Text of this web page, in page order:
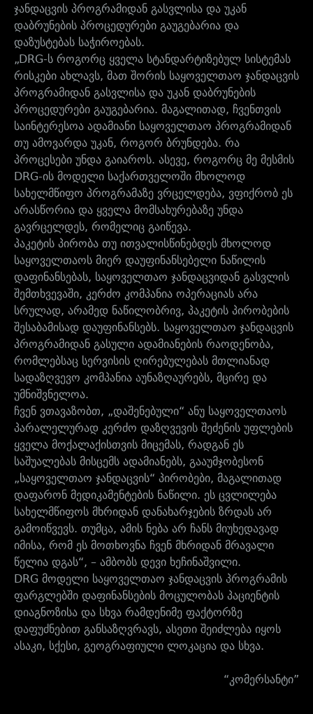
ჯანდაცვის პროგრამიდან გასვლისა და უკან
დაბრუნების პროცედურები გაუგებარია და
დაზუსტებას საჭიროებას.
„DRG-ს როგორც ყველა სტანდარტიზებულ სისტემას
რისკები ახლავს, მათ შორის საყოველთაო ჯანდაცვის
პროგრამიდან გასვლისა და უკან დაბრუნების
პროცედურები გაუგებარია. მაგალითად, ჩვენთვის
საინტერესოა ადამიანი საყოველთაო პროგრამიდან
თუ ამოვარდა უკან, როგორ ბრუნდება. რა
პროცესები უნდა გაიაროს. ასევე, როგორც მე მესმის
DRG-ის მოდელი საქართველოში მხოლოდ
სახელმწიფო პროგრამაზე ვრცელდება, ვფიქრობ ეს
არასწორია და ყველა მომსახურებაზე უნდა
გავრცელდეს, რომელიც გაიწევა.
პაკეტის პირობა თუ ითვალისწინებდეს მხოლოდ
საყოველთაოს მიერ დაუფინანსებელი ნაწილის
დაფინანსებას, საყოველთაო ჯანდაცვიდან გასვლის
შემთხვევაში, კერძო კომპანია ოპერაციას არა
სრულად, არამედ ნაწილობრივ, პაკეტის პირობების
შესაბამისად დაუფინანსებს. საყოველთაო ჯანდაცვის
პროგრამიდან გასული ადამიანების რაოდენობა,
რომლებსაც სერვისის ღირებულებას მთლიანად
სადაზღვევო კომპანია აუნაზღაურებს, მცირე და
უმნიშვნელოა.
ჩვენ ვთავაზობთ, „დაშენებული“ ანუ საყოველთაოს
პარალელურად კერძო დაზღვევის შეძენის უფლების
ყველა მოქალაქისთვის მიცემას, რადგან ეს
საშუალებას მისცემს ადამიანებს, გააუმჯობესონ
„საყოველთაო ჯანდაცვის“ პირობები, მაგალითად
დაფარონ მედიკამენტების ნაწილი. ეს ცვლილება
სახელმწიფოს მხრიდან დანახარჯების ზრდას არ
გამოიწვევს. თუმცა, ამის ნება არ ჩანს მიუხედავად
იმისა, რომ ეს მოთხოვნა ჩვენ მხრიდან მრავალი
წელია დგას“, – ამბობს დევი ხეჩინაშვილი.
DRG მოდელი საყოველთაო ჯანდაცვის პროგრამის
ფარგლებში დაფინანსების მოცულობას პაციენტის
დიაგნოზისა და სხვა რამდენიმე ფაქტორზე
დაფუძნებით განსაზღვრავს, ასეთი შეიძლება იყოს
ასაკი, სქესი, გეოგრაფიული ლოკაცია და სხვა.
“კომერსანტი”